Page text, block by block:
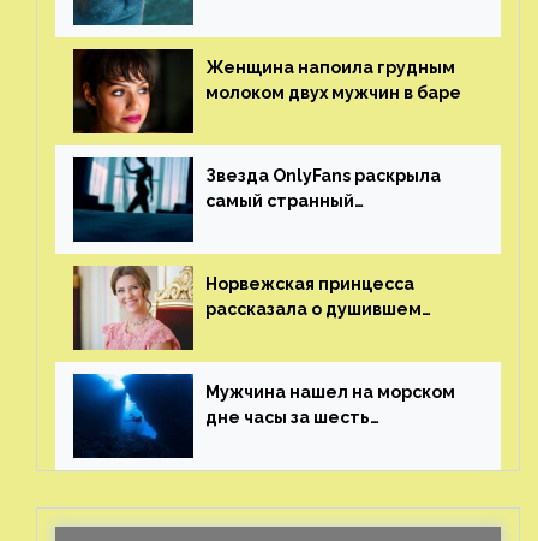
Женщина напоила грудным
молоком двух мужчин в баре
Звезда OnlyFans раскрыла
самый странный
от фаната
Норвежская принцесса
рассказала о душившем
генерала
Мужчина нашел на морском
дне часы за шесть
с помощью пластиковых